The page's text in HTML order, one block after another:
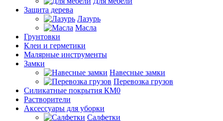
Защита дерева
Лазурь
Масла
Грунтовки
Клеи и герметики
Малярные инструменты
Замки
Навесные замки
Перевозка грузов
Силикатные покрытия КМ0
Растворители
Аксессуары для уборки
Салфетки